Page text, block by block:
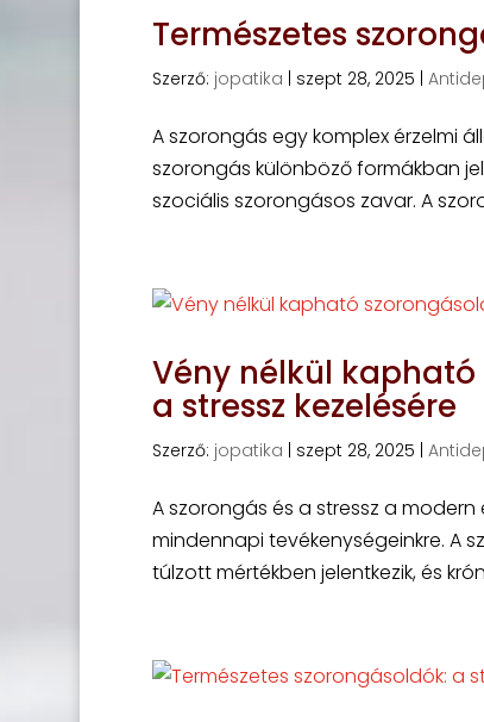
Természetes
Szerző: jopatika szept 28, 2025
A szorongás egy komplex érzelmi
szorongás különböző formákban
szociális szorongásos zavar. A
Vény nélkül
a stressz kezelésére
Szerző: jopatika szept 28, 2025
A szorongás és a stressz a
mindennapi tevékenységeinkre. A
túlzott mértékben jelentkezik, és